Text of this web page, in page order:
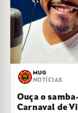
MUG
NOTÍCIAS
Ouça o
Carnaval de